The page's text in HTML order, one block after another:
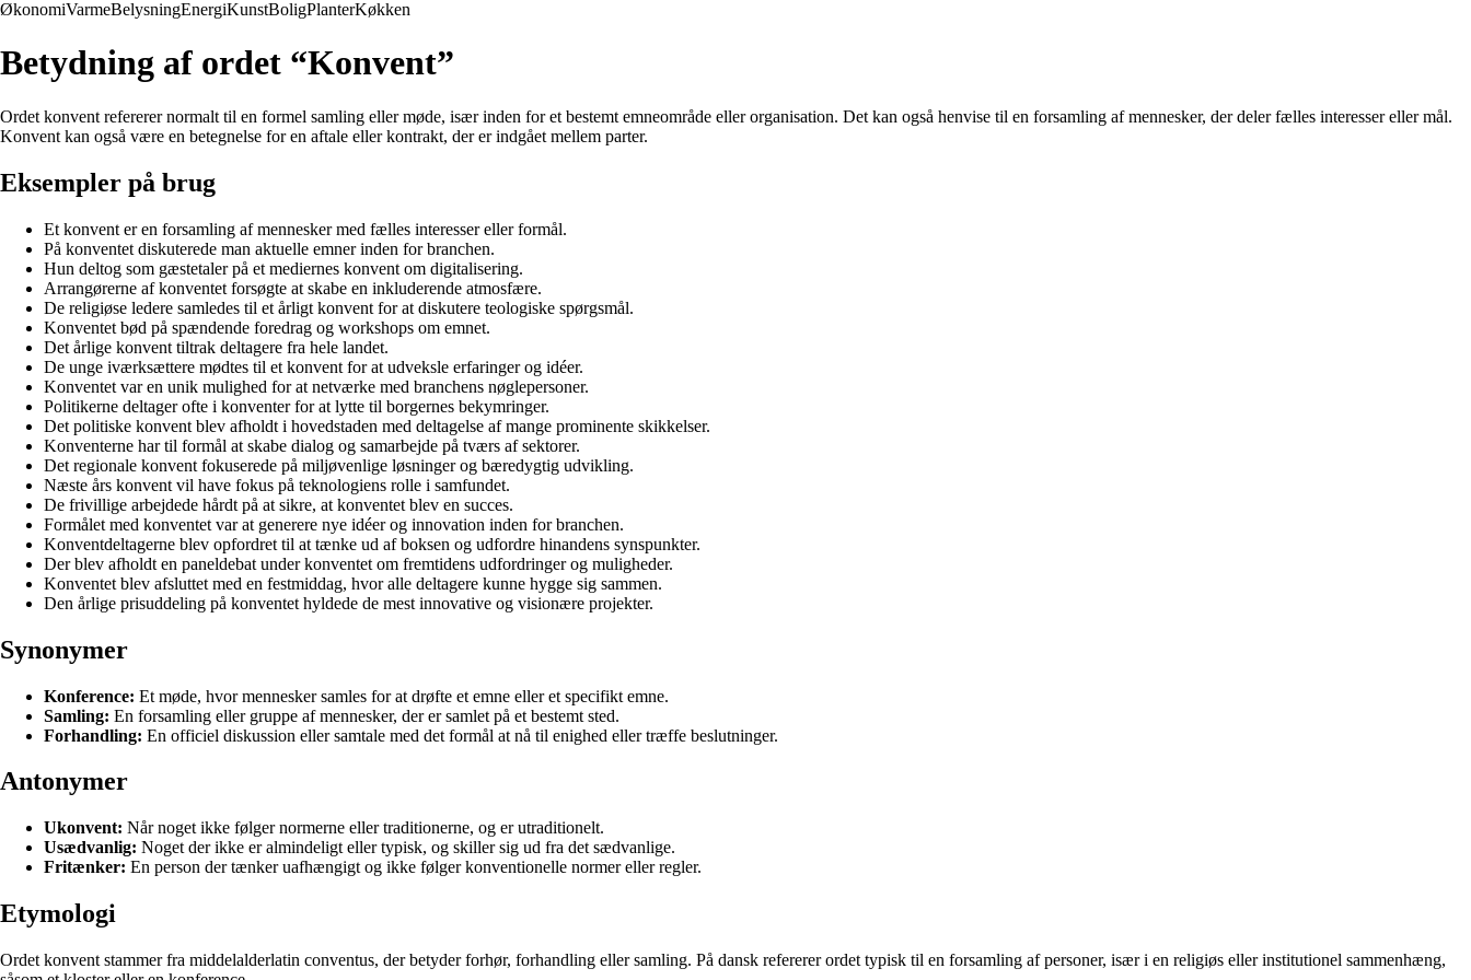
ØkonomiVarmeBelysningEnergiKunstBoligPlanterKøkken
Betydning af ordet “Konvent”
Ordet konvent refererer normalt til en formel samling eller møde, især inden for et bestemt emneområde eller organisation. Det kan også henvise til en forsamling af mennesker, der deler fælles interesser eller mål.
Konvent kan også være en betegnelse for en aftale eller kontrakt, der er indgået mellem parter.
Eksempler på brug
Et konvent er en forsamling af mennesker med fælles interesser eller formål.
På konventet diskuterede man aktuelle emner inden for branchen.
Hun deltog som gæstetaler på et mediernes konvent om digitalisering.
Arrangørerne af konventet forsøgte at skabe en inkluderende atmosfære.
De religiøse ledere samledes til et årligt konvent for at diskutere teologiske spørgsmål.
Konventet bød på spændende foredrag og workshops om emnet.
Det årlige konvent tiltrak deltagere fra hele landet.
De unge iværksættere mødtes til et konvent for at udveksle erfaringer og idéer.
Konventet var en unik mulighed for at netværke med branchens nøglepersoner.
Politikerne deltager ofte i konventer for at lytte til borgernes bekymringer.
Det politiske konvent blev afholdt i hovedstaden med deltagelse af mange prominente skikkelser.
Konventerne har til formål at skabe dialog og samarbejde på tværs af sektorer.
Det regionale konvent fokuserede på miljøvenlige løsninger og bæredygtig udvikling.
Næste års konvent vil have fokus på teknologiens rolle i samfundet.
De frivillige arbejdede hårdt på at sikre, at konventet blev en succes.
Formålet med konventet var at generere nye idéer og innovation inden for branchen.
Konventdeltagerne blev opfordret til at tænke ud af boksen og udfordre hinandens synspunkter.
Der blev afholdt en paneldebat under konventet om fremtidens udfordringer og muligheder.
Konventet blev afsluttet med en festmiddag, hvor alle deltagere kunne hygge sig sammen.
Den årlige prisuddeling på konventet hyldede de mest innovative og visionære projekter.
Synonymer
Konference: Et møde, hvor mennesker samles for at drøfte et emne eller et specifikt emne.
Samling: En forsamling eller gruppe af mennesker, der er samlet på et bestemt sted.
Forhandling: En officiel diskussion eller samtale med det formål at nå til enighed eller træffe beslutninger.
Antonymer
Ukonvent: Når noget ikke følger normerne eller traditionerne, og er utraditionelt.
Usædvanlig: Noget der ikke er almindeligt eller typisk, og skiller sig ud fra det sædvanlige.
Fritænker: En person der tænker uafhængigt og ikke følger konventionelle normer eller regler.
Etymologi
Ordet konvent stammer fra middelalderlatin conventus, der betyder forhør, forhandling eller samling. På dansk refererer ordet typisk til en forsamling af personer, især i en religiøs eller institutionel sammenhæng,